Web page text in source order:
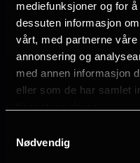
mediefunksjoner og for
dessuten informasjon
vårt, med partnerne
annonsering og
med annen informasjon
eller som de har samlet
Nødvendig
Rollebesetning
Diane Kruger
Matthias
Jasper Billerbeck
Laura Tonke
Sjanger
Se mer